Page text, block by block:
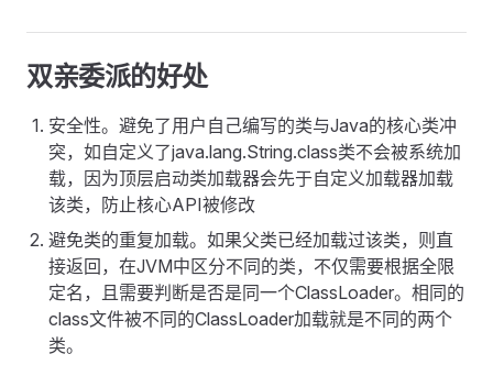
双亲委派的好处
安全性。避免了用户自己编写的类与Java的核心类冲
突，如自定义了java.lang.String.class类不会被系统加
载，因为顶层启动类加载器会先于自定义加载器加载
该类，防止核心API被修改
避免类的重复加载。如果父类已经加载过该类，则直
接返回，在JVM中区分不同的类，不仅需要根据全限
定名，且需要判断是否是同一个ClassLoader。相同的
class文件被不同的ClassLoader加载就是不同的两个
类。